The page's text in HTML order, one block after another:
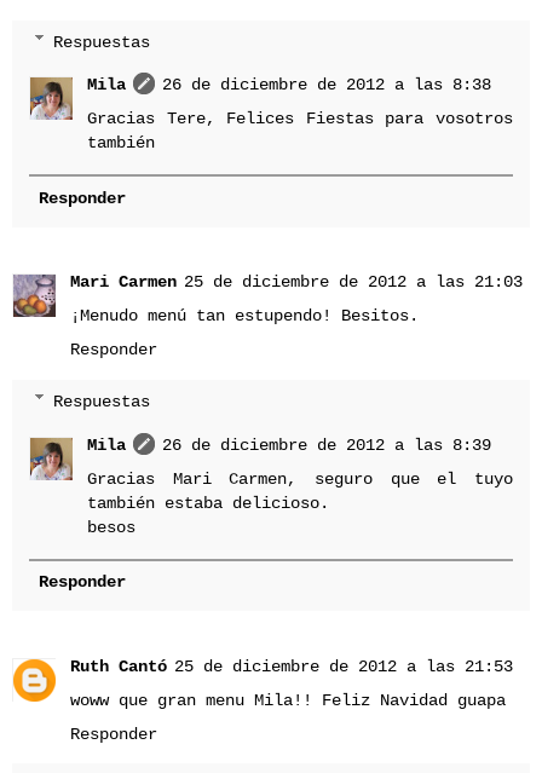
Respuestas
Mila
26 de diciembre de 2012 a las 8:38
Gracias Tere, Felices Fiestas para vosotros
también
Responder
Mari Carmen 25 de diciembre de 2012 a las 21:03
¡Menudo menú tan estupendo! Besitos.
Responder
Respuestas
Mila
26 de diciembre de 2012 a las 8:39
Gracias Mari Carmen, seguro que el tuyo
también estaba delicioso.
besos
Responder
Ruth Cantó 25 de diciembre de 2012 a las 21:53
woww que gran menu Mila!! Feliz Navidad guapa
Responder